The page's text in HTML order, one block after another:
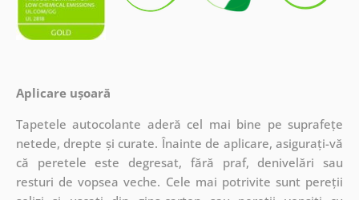
Aplicare ușoară
Tapetele autocolante aderă cel mai bine pe suprafețe
netede, drepte și curate. Înainte de aplicare, asigurați-vă
că peretele este degresat, fără praf, denivelări sau
resturi de vopsea veche. Cele mai potrivite sunt pereții